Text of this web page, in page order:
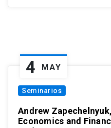
4 MAY
Seminarios
Andrew
Economics and